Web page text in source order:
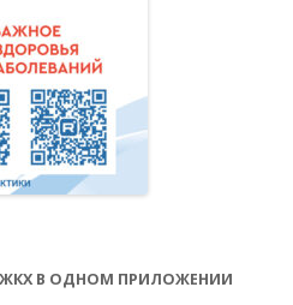
ЖКХ В ОДНОМ ПРИЛОЖЕНИИ